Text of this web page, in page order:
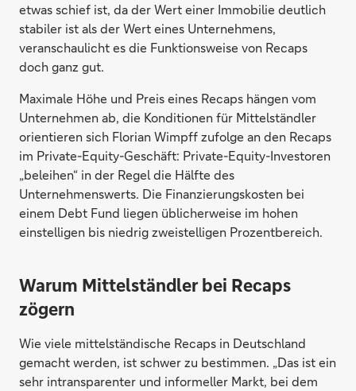
etwas schief ist, da der Wert einer Immobilie deutlich
stabiler ist als der Wert eines Unternehmens,
veranschaulicht es die Funktionsweise von Recaps
doch ganz gut.
Maximale Höhe und Preis eines Recaps hängen vom
Unternehmen ab, die Konditionen für Mittelständler
orientieren sich Florian Wimpff zufolge an den Recaps
im Private-Equity-Geschäft: Private-Equity-Investoren
„beleihen“ in der Regel die Hälfte des
Unternehmenswerts. Die Finanzierungskosten bei
einem Debt Fund liegen üblicherweise im hohen
einstelligen bis niedrig zweistelligen Prozentbereich.
Warum Mittelständler bei Recaps
zögern
Wie viele mittelständische Recaps in Deutschland
gemacht werden, ist schwer zu bestimmen. „Das ist ein
sehr intransparenter und informeller Markt, bei dem